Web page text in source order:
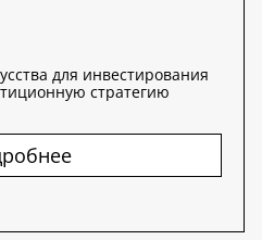
для инвестирования
стратегию